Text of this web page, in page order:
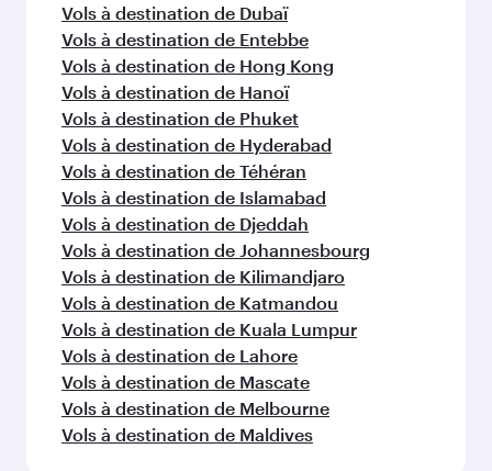
Vols à destination de Dubaï
Vols à destination de Entebbe
Vols à destination de Hong Kong
Vols à destination de Hanoï
Vols à destination de Phuket
Vols à destination de Hyderabad
Vols à destination de Téhéran
Vols à destination de Islamabad
Vols à destination de Djeddah
Vols à destination de Johannesbourg
Vols à destination de Kilimandjaro
Vols à destination de Katmandou
Vols à destination de Kuala Lumpur
Vols à destination de Lahore
Vols à destination de Mascate
Vols à destination de Melbourne
Vols à destination de Maldives